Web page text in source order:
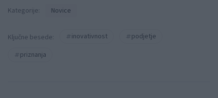
Kategorije: Novice
Ključne besede: inovativnost
podjetje
priznanja